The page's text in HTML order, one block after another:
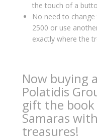
the touch of a
No need to
2500 or use
exactly where the
Now buying
Polatidis
gift the
Samaras
treasures!